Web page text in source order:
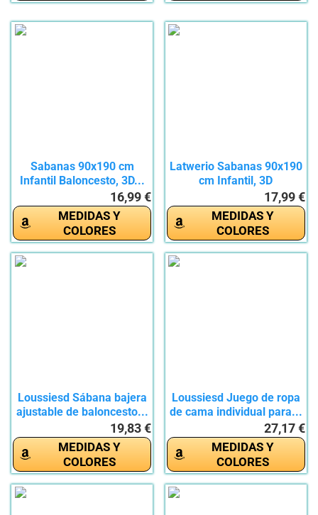
Sabanas 90x190 cm
Infantil Baloncesto, 3D...
16,99 €
MEDIDAS Y
COLORES
Latwerio Sabanas 90x190
cm Infantil, 3D
Baloncesto...17,99 €
MEDIDAS Y
COLORES
Loussiesd Sábana bajera
ajustable de baloncesto...
19,83 €
MEDIDAS Y
COLORES
Loussiesd Juego de ropa
de cama individual para...
27,17 €
MEDIDAS Y
COLORES